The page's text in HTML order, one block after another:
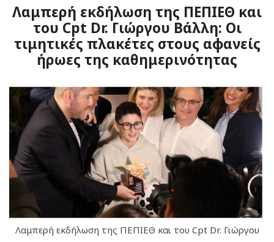
Λαμπερή εκδήλωση της ΠΕΠΙΕΘ και
του Cpt Dr. Γιώργου Βάλλη: Οι
τιμητικές πλακέτες στους αφανείς
ήρωες της καθημερινότητας
Λαμπερή εκδήλωση της ΠΕΠΙΕΘ και του Cpt Dr. Γιώργου